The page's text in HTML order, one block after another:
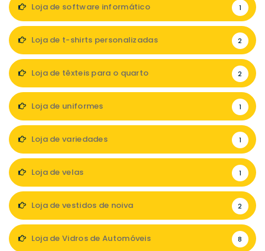
Loja de software informático 1
Loja de t-shirts personalizadas 2
Loja de têxteis para o quarto 2
Loja de uniformes 1
Loja de variedades 1
Loja de velas 1
Loja de vestidos de noiva 2
Loja de Vidros de Automóveis 8